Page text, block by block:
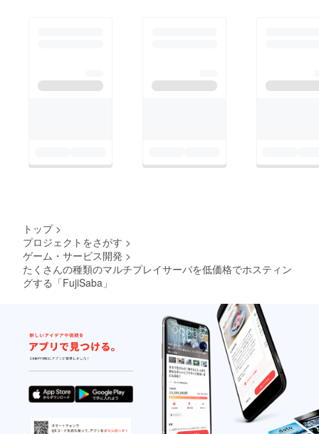
トップ >
プロジェクトをさがす >
ゲーム・サービス開発 >
たくさんの種類のマルチプレイサーバを低価格でホスティン
グする「FujiSaba」